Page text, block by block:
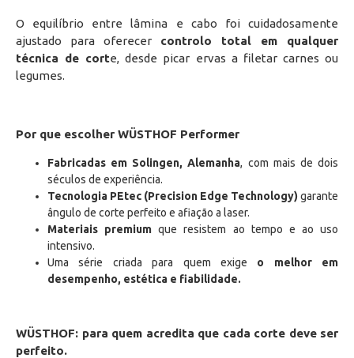
O equilíbrio entre lâmina e cabo foi cuidadosamente
ajustado para oferecer controlo total em qualquer
técnica de corte, desde picar ervas a filetar carnes ou
legumes.
Por que escolher WÜSTHOF Performer
Fabricadas em Solingen, Alemanha, com mais de dois
séculos de experiência.
Tecnologia PEtec (Precision Edge Technology) garante
ângulo de corte perfeito e afiação a laser.
Materiais premium que resistem ao tempo e ao uso
intensivo.
Uma série criada para quem exige o melhor em
desempenho, estética e fiabilidade.
WÜSTHOF: para quem acredita que cada corte deve ser
perfeito.